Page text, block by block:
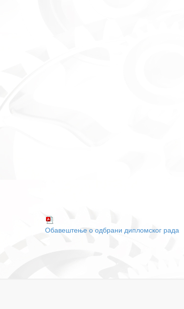
Обавештење о одбрани дипломског рада